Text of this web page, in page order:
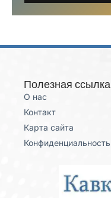
Полезная ссылка
О нас
Контакт
Карта сайта
Конфиденциальность